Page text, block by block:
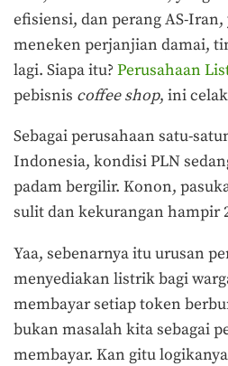
efisiensi, dan perang AS-
meneken perjanjian damai,
lagi. Siapa itu? Perusahaan
pebisnis coffee shop, ini
Sebagai perusahaan satu-
Indonesia, kondisi PLN
padam bergilir. Konon,
sulit dan kekurangan hampir
Yaa, sebenarnya itu urusan
menyediakan listrik bagi
membayar setiap token
bukan masalah kita sebagai
membayar. Kan gitu